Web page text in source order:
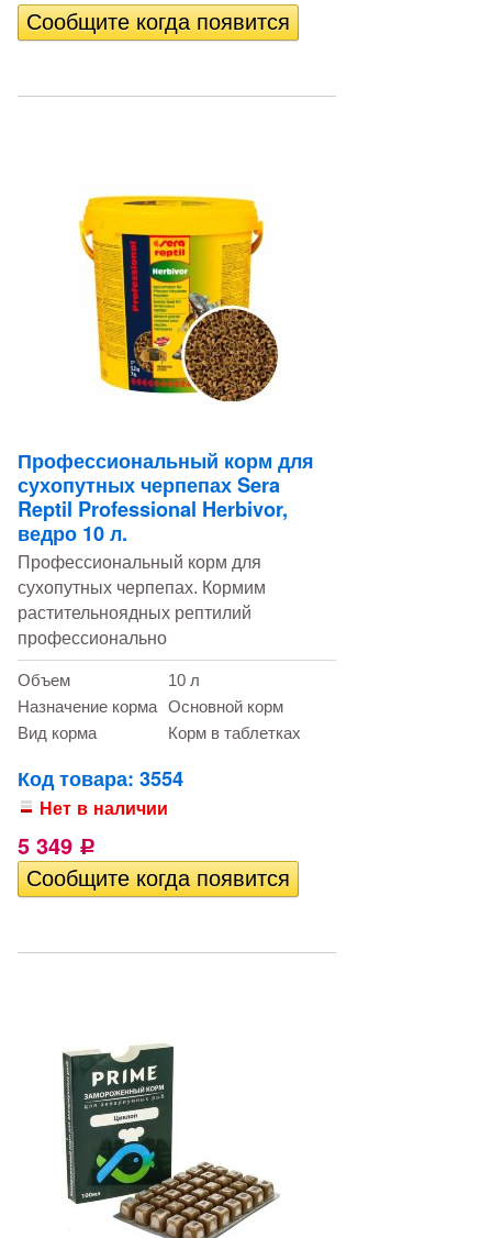
Профессиональный корм для
сухопутных черпепах Sera
Reptil Professional Herbivor,
ведро 10 л.
Профессиональный корм для
сухопутных черпепах. Кормим
растительноядных рептилий
профессионально
Объем
10 л
Назначение корма
Основной корм
Вид корма
Корм в таблетках
Код товара: 3554
Нет в наличии
5 349 Р